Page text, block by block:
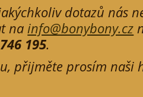
dotazů nás
nainfo@bonybony.cz
195.
přijměte prosím naši